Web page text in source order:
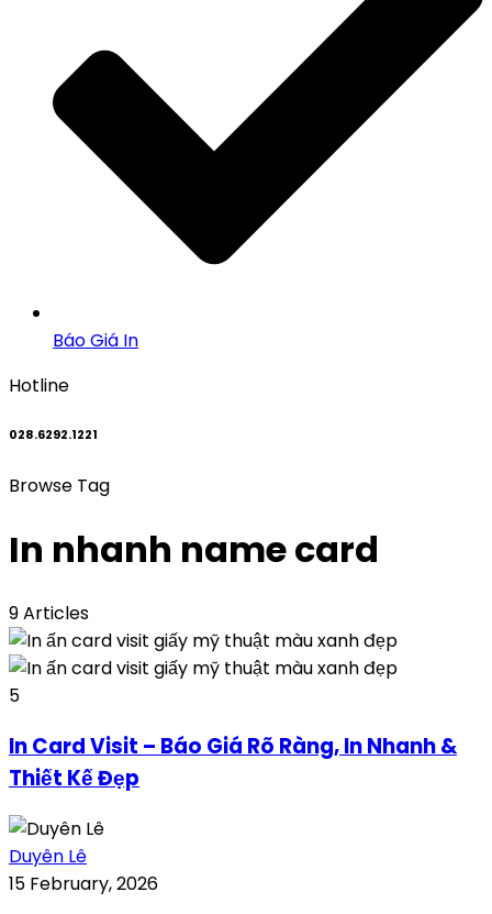
Báo Giá In
Hotline
028.6292.1221
Browse Tag
In nhanh name card
9 Articles
5
In Card Visit – Báo Giá Rõ Ràng, In Nhanh &
Thiết Kế Đẹp
Duyên Lê
15 February, 2026